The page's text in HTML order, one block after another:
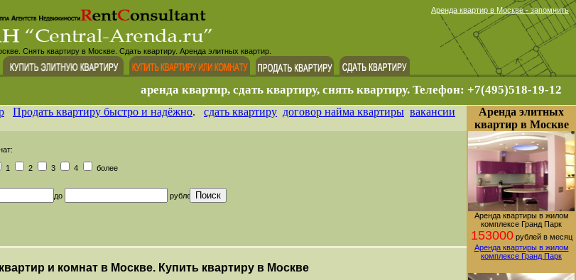
Аренда квартир в Москве - запомнить
Снять квартиру в Москве. Сдать квартиру. Аренда элитных квартир.
аренда квартир, сдать квартиру, снять квартиру. Телефон: +7(495)518-19-12
Продать квартиру быстро и надёжно. сдать квартиру договор найма квартиры вакансии
1 2 3 4
более
до рублей
и комнат в Москве. Купить квартиру в Москве
Аренда элитных
квартир в Москве
Аренда квартиры в жилом
комплексе Гранд Парк
153000рублей в месяц
Аренда квартиры в жилом
комплексе Гранд Парк